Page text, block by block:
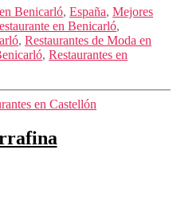
Benicarló, España, Mejores
en Benicarló,
, Restaurantes de Moda en
, Restaurantes en
en Castellón